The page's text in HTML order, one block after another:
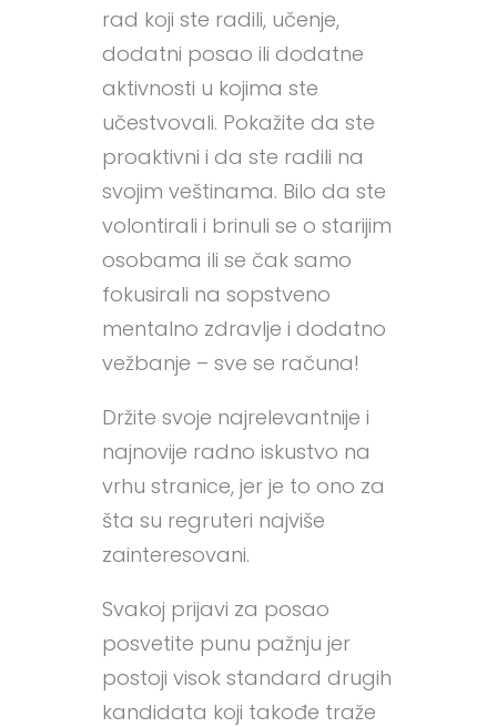
rad koji ste radili, učenje,
dodatni posao ili dodatne
aktivnosti u kojima ste
učestvovali. Pokažite da ste
proaktivni i da ste radili na
svojim veštinama. Bilo da ste
volontirali i brinuli se o starijim
osobama ili se čak samo
fokusirali na sopstveno
mentalno zdravlje i dodatno
vežbanje – sve se računa!
Držite svoje najrelevantnije i
najnovije radno iskustvo na
vrhu stranice, jer je to ono za
šta su regruteri najviše
zainteresovani.
Svakoj prijavi za posao
posvetite punu pažnju jer
postoji visok standard drugih
kandidata koji takođe traže